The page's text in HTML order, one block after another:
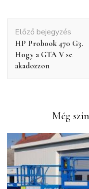
navigáció
Előző bejegyzés
HP Probook 470 G3.
Hogy a GTA V se
akadozzon
Még